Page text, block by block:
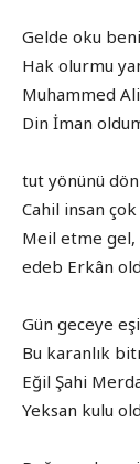
Gelde oku
Hak olurmu
Muhammed
Din İman
tut yönünü
Cahil insan
Meil etme gel,
edeb Erkân
Gün geceye
Bu karanlık
Eğil Şahi
Yeksan kulu